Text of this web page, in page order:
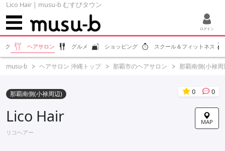
Lico Hair | musu-b むすびタウン
ログイン
ク ヘアサロン グルメ ショッピング スクール＆フィットネス
musu-b ヘアサロン 沖縄トップ 那覇市のヘアサロン 那覇南側(小禄
那覇南側(小禄周辺) 0 0
MAP
Lico Hair
リコヘアー